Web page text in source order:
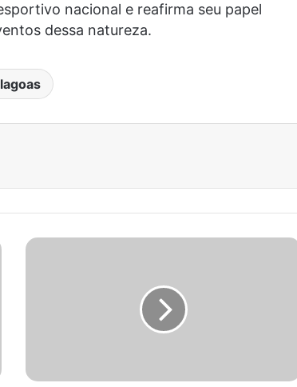
nacional e reafirma seu papel
dessa natureza.